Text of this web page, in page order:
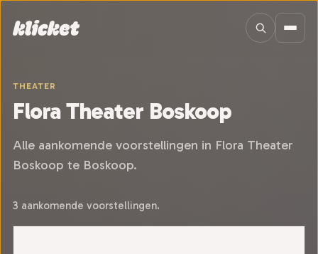
THEATER
Flora Theater Boskoop
Alle aankomende voorstellingen in Flora Theater
Boskoop te Boskoop.
3 aankomende voorstellingen.